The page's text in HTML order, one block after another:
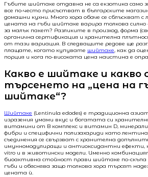
Гъбите шийтаке отдавна не са екзотика само
все по-често присъстват в българските
домашни кухни. Много хора обаче се сблъскват с
цената на гъби шийтаке варира толкова силно
за малък пакет? Разликите в произход, форма
органична сертификация и хранителна
от тази вариация. В следващите редове ще
плащате, когато купувате шийтаке, как да
порция и кога по-високата цена наистина е
Какво е шийтаке и какво
търсенето на „цена на
шийтаке“?
Шийтаке (Lentinula edodes) е традиционна
изразения умами вкус и богатата си
витамини от B комплекс и витамин D,
фибри и специфични полизахариди като
съединения се свързват с хранителна
имунномодулиращи и антиоксидантни ефекти,
vitro и в животински модели. Именно
биоактивна стойност прави шийтаке по-скъпа
гъби и обяснява защо толкова хора търсят
цената ѝ.